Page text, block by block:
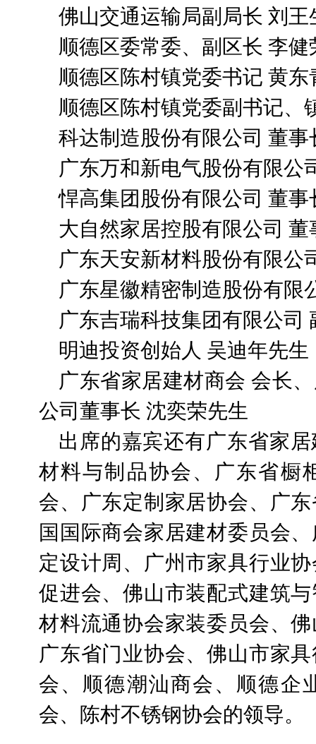
佛山交通运输局副局长 刘王
顺德区委常委、副区长 李健
顺德区陈村镇党委书记 黄东
顺德区陈村镇党委副书记、
科达制造股份有限公司 董事
广东万和新电气股份有限公
悍高集团股份有限公司 董事
大自然家居控股有限公司
广东天安新材料股份有限公
广东星徽精密制造股份有限
广东吉瑞科技集团有限公司
明迪投资创始人 吴迪年先生
广东省家居建材商会 会长
公司董事长 沈奕荣先生
出席的嘉宾还有广东省家
材料与制品协会、广东省橱
会、广东定制家居协会、广
国国际商会家居建材委员会
定设计周、广州市家具行业
促进会、佛山市装配式建筑
材料流通协会家装委员会、
广东省门业协会、佛山市家
会、顺德潮汕商会、顺德企
会、陈村不锈钢协会的领导。